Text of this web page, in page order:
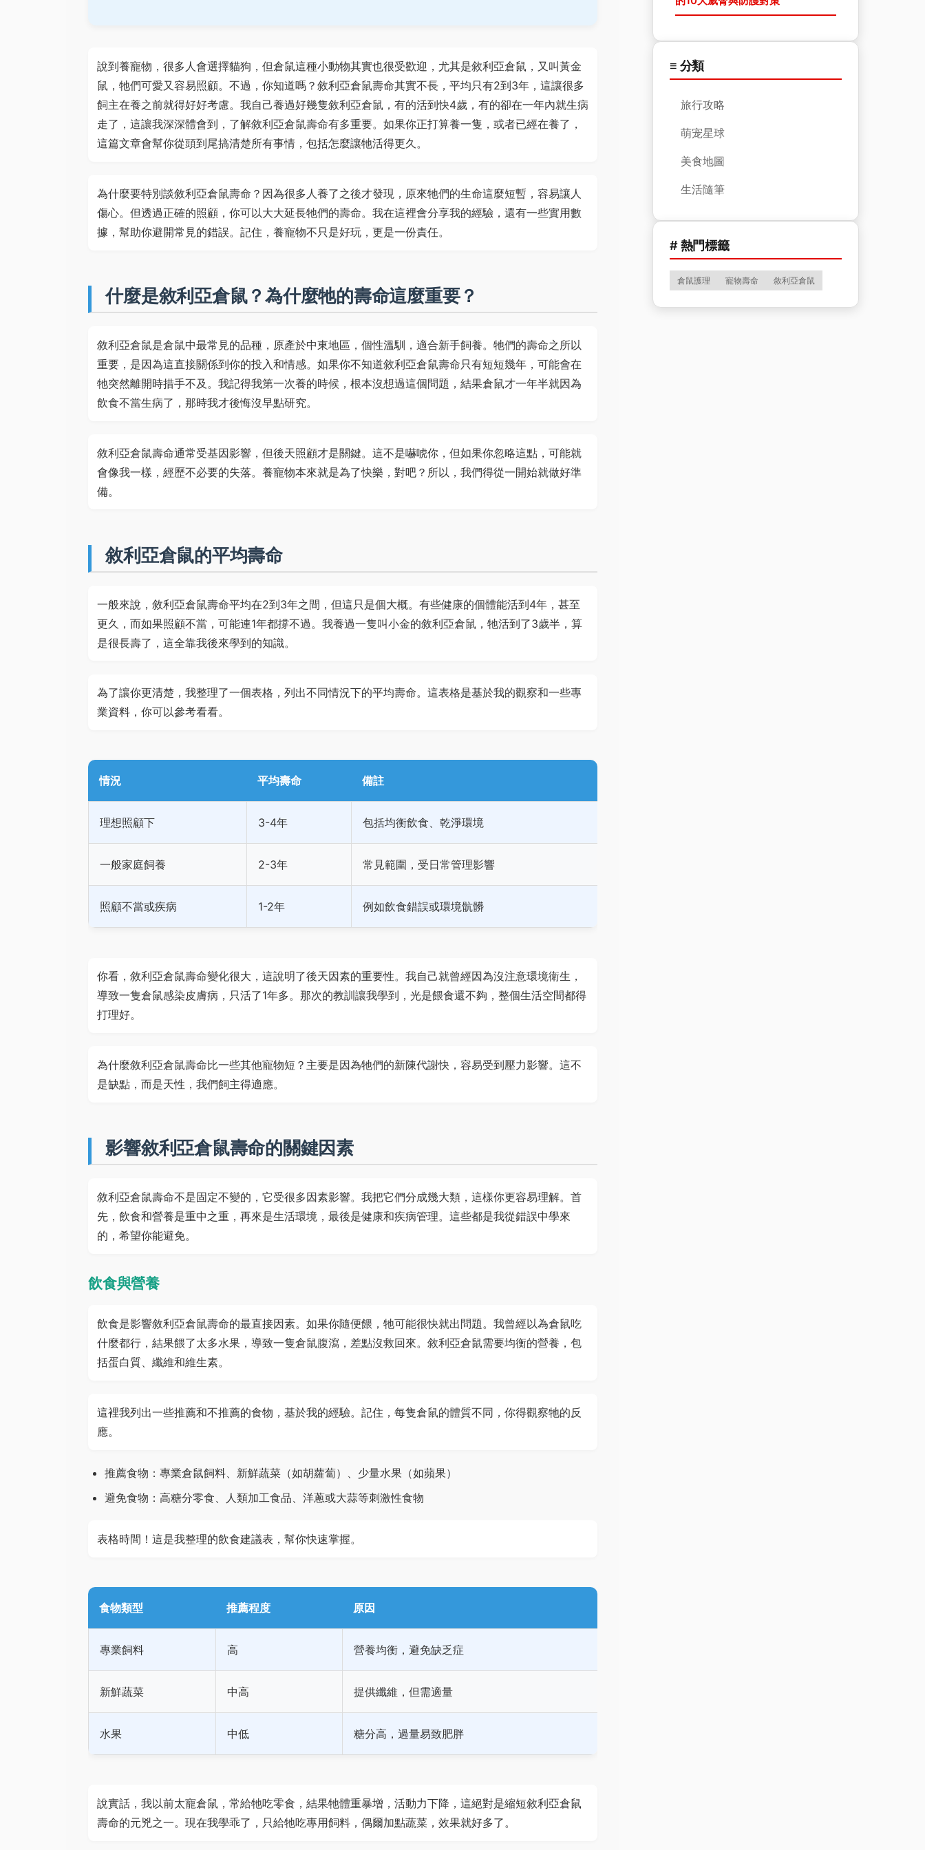
說到養寵物，很多人會選擇貓狗，但倉鼠這種小動物其實也很受歡迎，尤其是敘利亞倉鼠，又叫黃金
鼠，牠們可愛又容易照顧。不過，你知道嗎？敘利亞倉鼠壽命其實不長，平均只有2到3年，這讓很多
飼主在養之前就得好好考慮。我自己養過好幾隻敘利亞倉鼠，有的活到快4歲，有的卻在一年內就生病
走了，這讓我深深體會到，了解敘利亞倉鼠壽命有多重要。如果你正打算養一隻，或者已經在養了，
這篇文章會幫你從頭到尾搞清楚所有事情，包括怎麼讓牠活得更久。
為什麼要特別談敘利亞倉鼠壽命？因為很多人養了之後才發現，原來牠們的生命這麼短暫，容易讓人
傷心。但透過正確的照顧，你可以大大延長牠們的壽命。我在這裡會分享我的經驗，還有一些實用數
據，幫助你避開常見的錯誤。記住，養寵物不只是好玩，更是一份責任。
什麼是敘利亞倉鼠？為什麼牠的壽命這麼重要？
敘利亞倉鼠是倉鼠中最常見的品種，原產於中東地區，個性溫馴，適合新手飼養。牠們的壽命之所以
重要，是因為這直接關係到你的投入和情感。如果你不知道敘利亞倉鼠壽命只有短短幾年，可能會在
牠突然離開時措手不及。我記得我第一次養的時候，根本沒想過這個問題，結果倉鼠才一年半就因為
飲食不當生病了，那時我才後悔沒早點研究。
敘利亞倉鼠壽命通常受基因影響，但後天照顧才是關鍵。這不是嚇唬你，但如果你忽略這點，可能就
會像我一樣，經歷不必要的失落。養寵物本來就是為了快樂，對吧？所以，我們得從一開始就做好準
備。
敘利亞倉鼠的平均壽命
一般來說，敘利亞倉鼠壽命平均在2到3年之間，但這只是個大概。有些健康的個體能活到4年，甚至
更久，而如果照顧不當，可能連1年都撐不過。我養過一隻叫小金的敘利亞倉鼠，牠活到了3歲半，算
是很長壽了，這全靠我後來學到的知識。
為了讓你更清楚，我整理了一個表格，列出不同情況下的平均壽命。這表格是基於我的觀察和一些專
業資料，你可以參考看看。
情況 平均壽命 備註
理想照顧下 3-4年 包括均衡飲食、乾淨環境
一般家庭飼養 2-3年 常見範圍，受日常管理影響
照顧不當或疾病 1-2年 例如飲食錯誤或環境骯髒
你看，敘利亞倉鼠壽命變化很大，這說明了後天因素的重要性。我自己就曾經因為沒注意環境衛生，
導致一隻倉鼠感染皮膚病，只活了1年多。那次的教訓讓我學到，光是餵食還不夠，整個生活空間都得
打理好。
為什麼敘利亞倉鼠壽命比一些其他寵物短？主要是因為牠們的新陳代謝快，容易受到壓力影響。這不
是缺點，而是天性，我們飼主得適應。
影響敘利亞倉鼠壽命的關鍵因素
敘利亞倉鼠壽命不是固定不變的，它受很多因素影響。我把它們分成幾大類，這樣你更容易理解。首
先，飲食和營養是重中之重，再來是生活環境，最後是健康和疾病管理。這些都是我從錯誤中學來
的，希望你能避免。
飲食與營養
飲食是影響敘利亞倉鼠壽命的最直接因素。如果你隨便餵，牠可能很快就出問題。我曾經以為倉鼠吃
什麼都行，結果餵了太多水果，導致一隻倉鼠腹瀉，差點沒救回來。敘利亞倉鼠需要均衡的營養，包
括蛋白質、纖維和維生素。
這裡我列出一些推薦和不推薦的食物，基於我的經驗。記住，每隻倉鼠的體質不同，你得觀察牠的反
應。
推薦食物：專業倉鼠飼料、新鮮蔬菜（如胡蘿蔔）、少量水果（如蘋果）
避免食物：高糖分零食、人類加工食品、洋蔥或大蒜等刺激性食物
表格時間！這是我整理的飲食建議表，幫你快速掌握。
食物類型 推薦程度 原因
專業飼料 高 營養均衡，避免缺乏症
新鮮蔬菜 中高 提供纖維，但需適量
水果 中低 糖分高，過量易致肥胖
說實話，我以前太寵倉鼠，常給牠吃零食，結果牠體重暴增，活動力下降，這絕對是縮短敘利亞倉鼠
壽命的元兇之一。現在我學乖了，只給牠吃專用飼料，偶爾加點蔬菜，效果就好多了。
≡ 分類
旅行攻略
萌宠星球
美食地圖
生活隨筆
# 熱門標籤
倉鼠護理 寵物壽命 敘利亞倉鼠